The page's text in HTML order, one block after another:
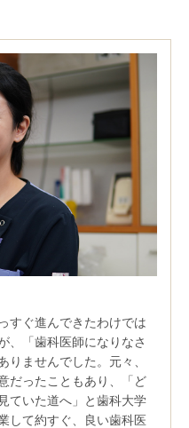
すぐ進んできたわけでは
、「歯科医師になりなさ
りませんでした。元々、
だったこともあり、「ど
ていた道へ」と歯科大学
して約すぐ、良い歯科医